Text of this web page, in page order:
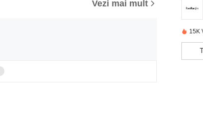
Vezi mai mult
15K